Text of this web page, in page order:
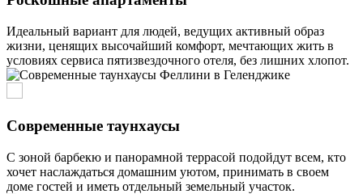
Идеальный вариант для людей, ведущих активный образ
жизни, ценящих высочайший комфорт, мечтающих жить в
условиях сервиса пятизвездочного отеля, без лишних хлопот.
Современные таунхаусы
С зоной барбекю и панорамной террасой подойдут всем, кто
хочет наслаждаться домашним уютом, принимать в своем
доме гостей и иметь отдельный земельный участок.